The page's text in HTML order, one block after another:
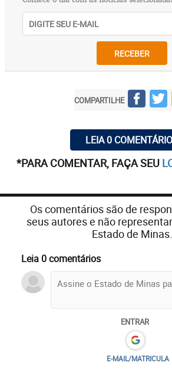
RECEBER
COMPARTILHE
LEIA 0
*PARA COMENTAR, FAÇA SEU
Os comentários são de
seus autores e não
Estado de Minas.
Leia 0 comentários
ENTRAR
E-MAIL/MATRICULA